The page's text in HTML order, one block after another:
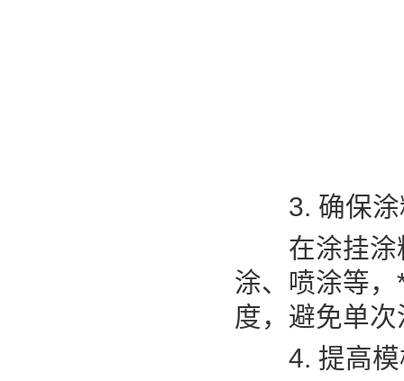
3. 确保涂
在涂挂涂料
涂、喷涂等
度，避免单
4. 提高模